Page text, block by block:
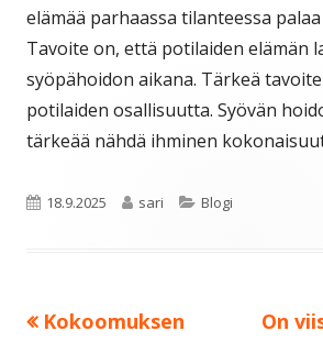
elämää parhaassa tilanteessa
Tavoite on, että potilaiden elämän
syöpähoidon aikana. Tärkeä
potilaiden osallisuutta. Syövän
tärkeää nähdä ihminen
Julkaistu
18.9.2025 Kirjoittaja
sari Kategoriat
Blogi
Artikkelien
Edellinen:
Kokoomuksen
On